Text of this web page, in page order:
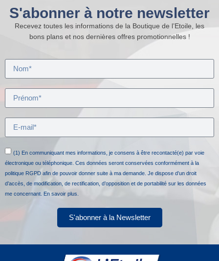
S'abonner à notre newsletter
Recevez toutes les informations de la Boutique de l’Etoile, les
bons plans et nos dernières offres promotionnelles !
(1) En communiquant mes informations, je consens à être recontacté(e) par voie
électronique ou téléphonique. Ces données seront conservées conformément à la
politique RGPD afin de pouvoir donner suite à ma demande. Je dispose d’un droit
d’accès, de modification, de rectification, d’opposition et de portabilité sur les données
me concernant. En savoir plus.
S'abonner à la Newsletter